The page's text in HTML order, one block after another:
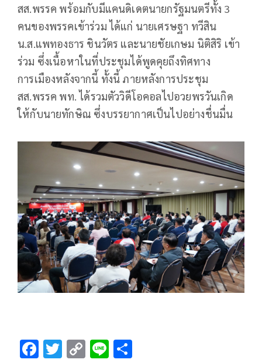
สส.พรรค พร้อมกับมีแคนดิเดตนายกรัฐมนตรีทั้ง 3
คนของพรรคเข้าร่วม ได้แก่ นายเศรษฐา ทวีสิน
น.ส.แพทองธาร ชินวัตร และนายชัยเกษม นิติสิริ เข้า
ร่วม ซึ่งเนื้อหาในที่ประชุมได้พูดคุยถึงทิศทาง
การเมืองหลังจากนี้ ทั้งนี้ ภายหลังการประชุม
สส.พรรค พท. ได้รวมตัววิดีโอคอลไปอวยพรวันเกิด
ให้กับนายทักษิณ ซึ่งบรรยากาศเป็นไปอย่างชื่นมื่น
F T C Li